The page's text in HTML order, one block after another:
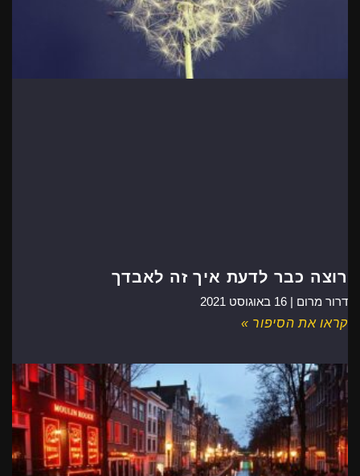
רוצה כבר לדעת איך זה לאבדך
דרור מרום | 16 באוגוסט 2021
קראו את הסיפור »